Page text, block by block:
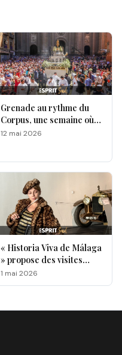
Grenade au rythme du
Corpus, une semaine où
l’Andalousie révèle toute
12 mai 2026
« Historia Viva de Málaga
» propose des visites
originales de lieux
emblématiques de la ville
1 mai 2026